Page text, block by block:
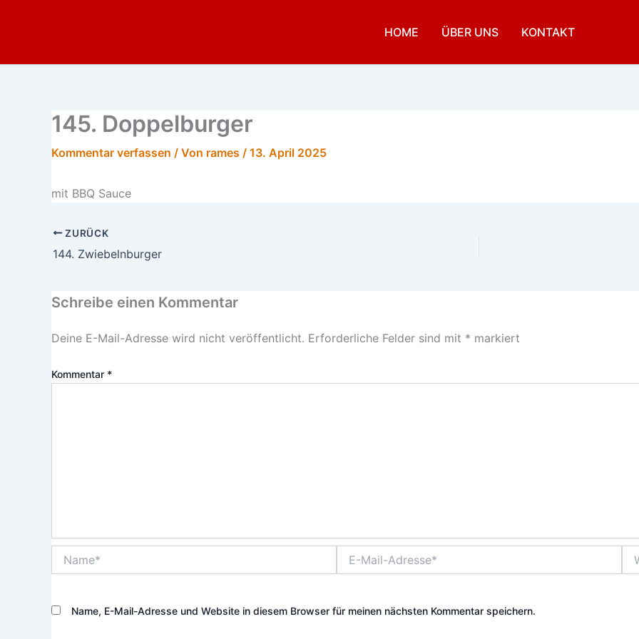
HOME ÜBER UNS KONTAKT
145. Doppelburger
Kommentar verfassen / Von rames / 13. April 2025
mit BBQ Sauce
ZURÜCK
144. Zwiebelnburger
Schreibe einen Kommentar
Deine E-Mail-Adresse wird nicht veröffentlicht. Erforderliche Felder sind mit * markiert
Kommentar *
Mail-
Name, E-Mail-Adresse und Website in diesem Browser für meinen nächsten Kommentar speichern.